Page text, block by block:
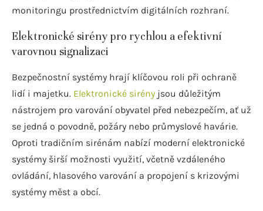
monitoringu prostřednictvím digitálních rozhraní.
Elektronické sirény pro rychlou a efektivní
varovnou signalizaci
Bezpečnostní systémy hrají klíčovou roli při ochraně
lidí i majetku. Elektronické sirény jsou důležitým
nástrojem pro varování obyvatel před nebezpečím, ať už
se jedná o povodně, požáry nebo průmyslové havárie.
Oproti tradičním sirénám nabízí moderní elektronické
systémy širší možnosti využití, včetně vzdáleného
ovládání, hlasového varování a propojení s krizovými
systémy měst a obcí.